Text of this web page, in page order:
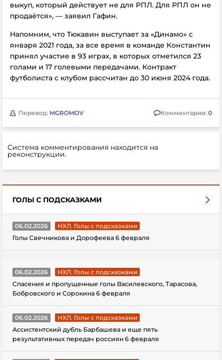
выкуп, который действует не для РПЛ. Для РПЛ он не
продаётся», — заявил Гафин.
Напомним, что Тюкавин выступает за «Динамо» с
января 2021 года, за все время в команде Константин
принял участие в 93 играх, в которых отметился 23
голами и 17 голевыми передачами. Контракт
футболиста с клубом рассчитан до 30 июня 2024 года.
Перевод: MGROMOV Комментарии: 0
Система комментирования находится на
реконструкции.
ГОЛЫ С ПОДСКАЗКАМИ
06.02.2026
НХЛ. Голы с подсказками
Голы Свечникова и Дорофеева 6 февраля
06.02.2026
НХЛ. Голы с подсказками
Спасения и пропущенные голы Василевского, Тарасова,
Бобровского и Сорокина 6 февраля
06.02.2026
НХЛ. Голы с подсказками
Ассистентский дубль Барбашева и еще пять
результативных передач россиян 6 февраля